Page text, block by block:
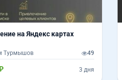
на Яндекс картах
Турмышов 49
3 дня